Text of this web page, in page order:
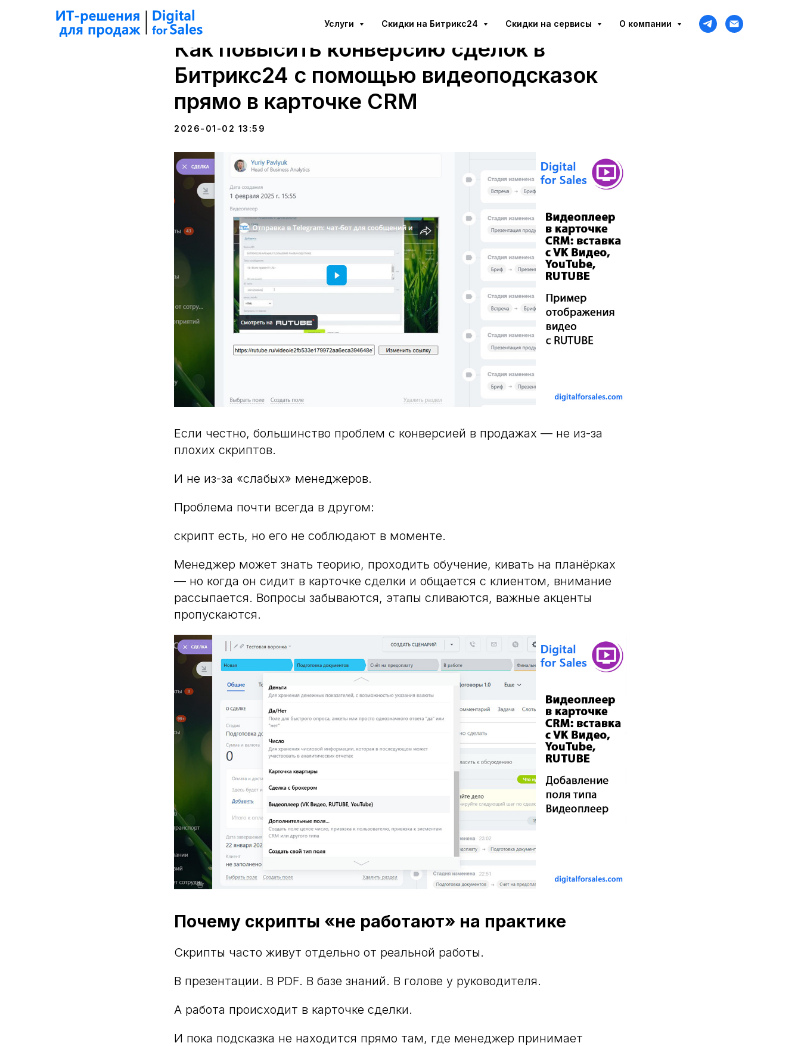
Услуги Cкидки на Битрикс24 Скидки на сервисы О компании
Как повысить конверсию сделок в
Битрикс24 с помощью видеоподсказок
прямо в карточке CRM
2026-01-02 13:59
Если честно, большинство проблем с конверсией в продажах — не из-за
плохих скриптов.
И не из-за «слабых» менеджеров.
Проблема почти всегда в другом:
скрипт есть, но его не соблюдают в моменте.
Менеджер может знать теорию, проходить обучение, кивать на планёрках
— но когда он сидит в карточке сделки и общается с клиентом, внимание
рассыпается. Вопросы забываются, этапы сливаются, важные акценты
пропускаются.
Почему скрипты «не работают» на практике
Скрипты часто живут отдельно от реальной работы.
В презентации. В PDF. В базе знаний. В голове у руководителя.
А работа происходит в карточке сделки.
И пока подсказка не находится прямо там, где менеджер принимает